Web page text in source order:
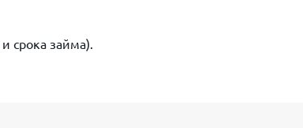
срока займа).